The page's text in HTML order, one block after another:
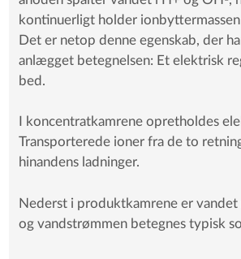
kontinuerligt holder
Det er netop denne egenskab, der
anlægget betegnelsen: Et elektrisk
bed.
I koncentratkamrene opretholdes
Transporterede ioner fra de to
hinandens ladninger.
Nederst i produktkamrene er
og vandstrømmen betegnes typisk